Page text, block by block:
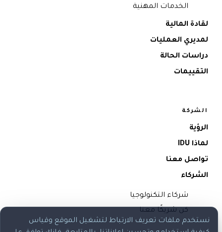
الخدمات المهنية
لقادة المالية
لمديري العمليات
دراسات الحالة
التقييمات
الشركة
الرؤية
لماذا IDU
تواصل معنا
الشركاء
شركاء التكنولوجيا
كن شريكًا معنا
نستخدم ملفات تعريف الارتباط لتشغيل الموقع وقياس